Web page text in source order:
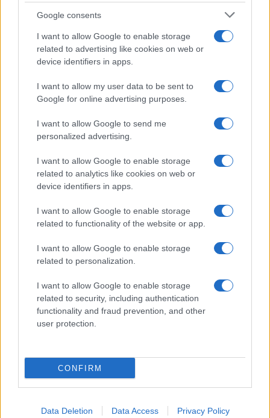
Google consents
I want to allow Google to enable storage
related to advertising like cookies on web or
device identifiers in apps.
I want to allow my user data to be sent to
Google for online advertising purposes.
I want to allow Google to send me
personalized advertising.
I want to allow Google to enable storage
related to analytics like cookies on web or
device identifiers in apps.
I want to allow Google to enable storage
related to functionality of the website or app.
I want to allow Google to enable storage
related to personalization.
I want to allow Google to enable storage
related to security, including authentication
functionality and fraud prevention, and other
user protection.
CONFIRM
Data Deletion Data Access Privacy Policy
Facebook
Cookie Policy
Syndication
Globalist
Globalscience
Globalsport
Culture
Salute
Megachip
GiULia
Prima Pagina
Giornale dello
Spettacolo
Wondernet
Giuliana Sgrena
Syndication